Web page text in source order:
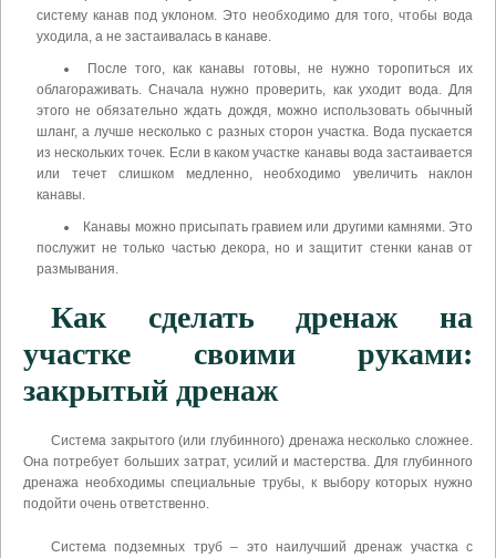
систему канав под уклоном. Это необходимо для того, чтобы вода
уходила, а не застаивалась в канаве.
После того, как канавы готовы, не нужно торопиться их
облагораживать. Сначала нужно проверить, как уходит вода. Для
этого не обязательно ждать дождя, можно использовать обычный
шланг, а лучше несколько с разных сторон участка. Вода пускается
из нескольких точек. Если в каком участке канавы вода застаивается
или течет слишком медленно, необходимо увеличить наклон
канавы.
Канавы можно присыпать гравием или другими камнями. Это
послужит не только частью декора, но и защитит стенки канав от
размывания.
Как сделать дренаж на
участке своими руками:
закрытый дренаж
Система закрытого (или глубинного) дренажа несколько сложнее.
Она потребует больших затрат, усилий и мастерства. Для глубинного
дренажа необходимы специальные трубы, к выбору которых нужно
подойти очень ответственно.
Система подземных труб – это наилучший дренаж участка с